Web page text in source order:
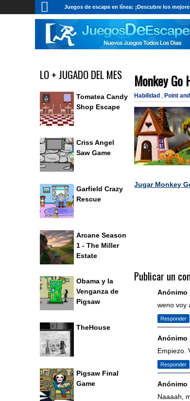
Juegos de escape en línea: ¡Descubre los
Monkey Go
Habilidad , Point
Jugar Monkey
Publicar un
Anónimo
weno voy
Responder
Anónimo
Empiezo.
Responder
Anónimo
Naaaah,
LO + JUGADO DEL MES
Tomatea Candy
Shop Escape
Criss Angel
Saw Game
Garfield Crazy
Rescue
Arcane Season
1 - The Miller
Estate
Obama y la
Venganza de
Pigsaw
TheHouse
Pigsaw Final
Game